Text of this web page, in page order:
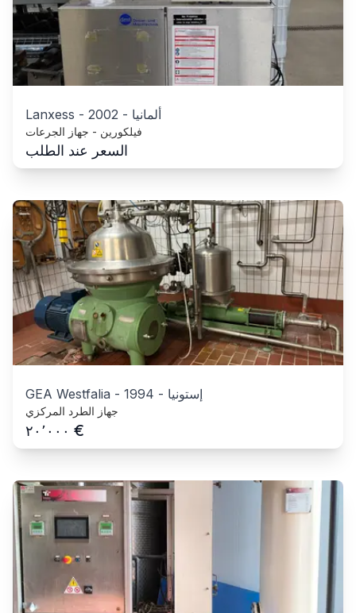
Lanxess - 2002 - ألمانيا
فيلكورين - جهاز الجرعات
السعر عند الطلب
GEA Westfalia - 1994 - إستونيا
جهاز الطرد المركزي
٢٠٬٠٠٠ €